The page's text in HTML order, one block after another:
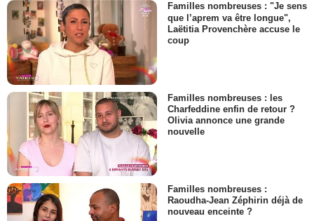
Familles nombreuses : "Je sens
que l’aprem va être longue",
Laëtitia Provenchère accuse le
coup
Familles nombreuses : les
Charfeddine enfin de retour ?
Olivia annonce une grande
nouvelle
Familles nombreuses :
Raoudha-Jean Zéphirin déjà de
nouveau enceinte ?